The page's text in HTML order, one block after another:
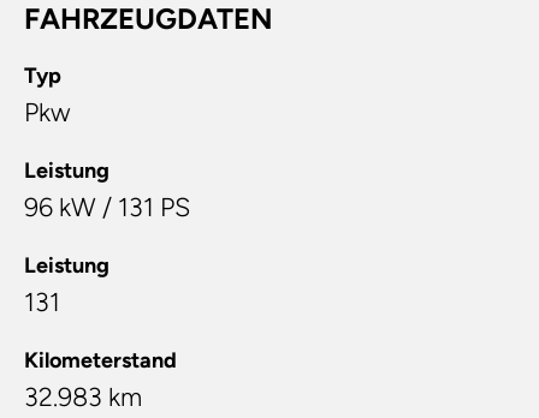
FAHRZEUGDATEN
Typ
Pkw
Leistung
96 kW / 131 PS
Leistung
131
Kilometerstand
32.983 km